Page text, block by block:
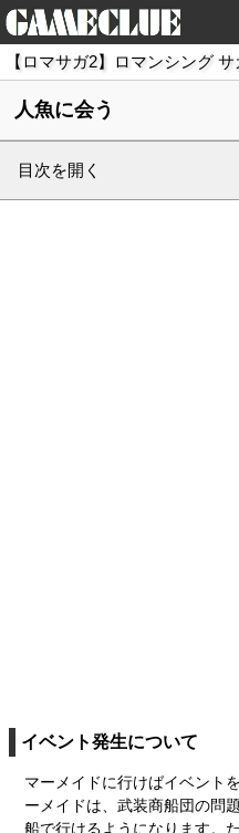
【ロマサガ2】ロマンシング
人魚に会う
目次を開く
イベント発生について
マーメイドに行けばイベント
ーメイドは、武装商船団の問
船で行けるようになります。